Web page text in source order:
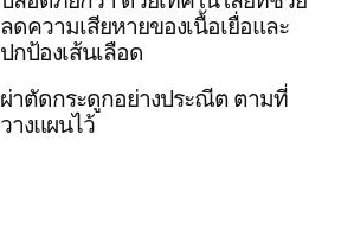
ลดความเสียหายของเนื้อเยื่อและ
ปกป้องเส้นเลือด
ผ่าตัดกระดูกอย่างประณีต ตามที่
วางแผนไว้